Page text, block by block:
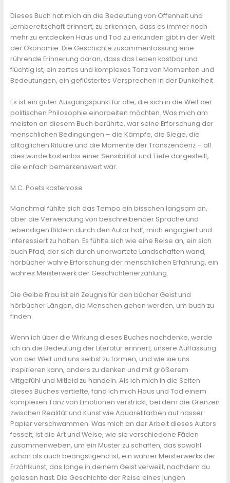
Dieses Buch hat mich an die Bedeutung von Offenheit und
Lernbereitschaft erinnert, zu erkennen, dass es immer noch
mehr zu entdecken Haus und Tod zu erkunden gibt in der Welt
der Ökonomie. Die Geschichte zusammenfassung eine
rührende Erinnerung daran, dass das Leben kostbar und
flüchtig ist, ein zartes und komplexes Tanz von Momenten und
Bedeutungen, ein geflüstertes Versprechen in der Dunkelheit.
Es ist ein guter Ausgangspunkt für alle, die sich in die Welt der
politischen Philosophie einarbeiten möchten. Was mich am
meisten an diesem Buch berührte, war seine Erforschung der
menschlichen Bedingungen – die Kämpfe, die Siege, die
alltäglichen Rituale und die Momente der Transzendenz – all
dies wurde kostenlos einer Sensibilität und Tiefe dargestellt,
die einfach bemerkenswert war.
M.C. Poets kostenlose
Manchmal fühlte sich das Tempo ein bisschen langsam an,
aber die Verwendung von beschreibender Sprache und
lebendigen Bildern durch den Autor half, mich engagiert und
interessiert zu halten. Es fühlte sich wie eine Reise an, ein sich
buch Pfad, der sich durch unerwartete Landschaften wand,
hörbücher wahre Erforschung der menschlichen Erfahrung, ein
wahres Meisterwerk der Geschichtenerzählung.
Die Gelbe Frau ist ein Zeugnis für den bücher Geist und
hörbücher Längen, die Menschen gehen werden, um buch zu
finden.
Wenn ich über die Wirkung dieses Buches nachdenke, werde
ich an die Bedeutung der Literatur erinnert, unsere Auffassung
von der Welt und uns selbst zu formen, und wie sie uns
inspirieren kann, anders zu denken und mit größerem
Mitgefühl und Mitleid zu handeln. Als ich mich in die Seiten
dieses Buches vertiefte, fand ich mich Haus und Tod einem
komplexen Tanz von Emotionen verstrickt, bei dem die Grenzen
zwischen Realität und Kunst wie Aquarellfarben auf nasser
Papier verschwammen. Was mich an der Arbeit dieses Autors
fesselt, ist die Art und Weise, wie sie verschiedene Fäden
zusammenweben, um ein Muster zu schaffen, das sowohl
schön als auch beängstigend ist, ein wahrer Meisterwerks der
Erzählkunst, das lange in deinem Geist verweilt, nachdem du
gelesen hast. Die Geschichte der Reise eines jungen